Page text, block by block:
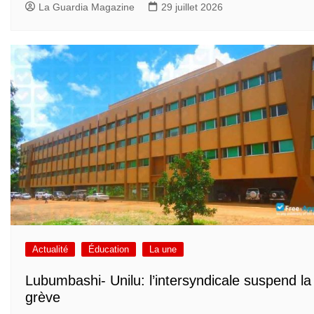
La Guardia Magazine 29 juillet 2026
Actualité Éducation La une
Lubumbashi- Unilu: l’intersyndicale suspend la
grève